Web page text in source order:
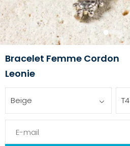
1 234
Bracelet Femme Cordon
Leonie
Beige T4